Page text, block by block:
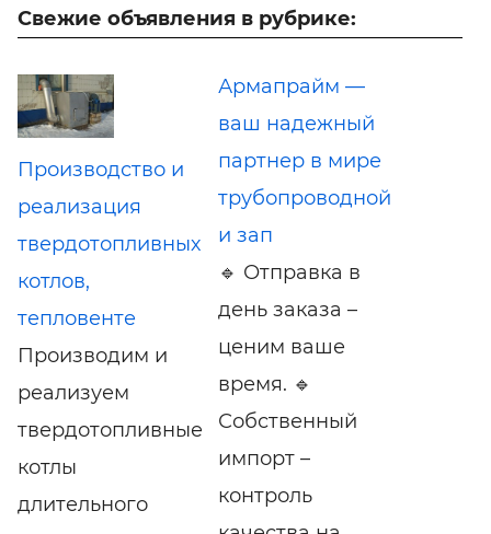
Свежие объявления в рубрике:
Производство и
реализация
твердотопливных
котлов,
тепловенте
Производим и
реализуем
твердотопливные
котлы
длительного
Армапрайм —
ваш надежный
партнер в мире
трубопроводной
и зап
🔹 Отправка в
день заказа –
ценим ваше
время. 🔹
Собственный
импорт –
контроль